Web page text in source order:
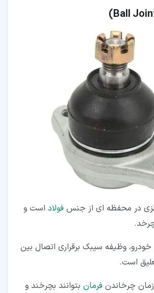
در محفظه ای از جنس فولاد است و
وظیفه سیبک برقراری اتصال بین
است.
چرخاندن فرمان بتوانند بچرخند و